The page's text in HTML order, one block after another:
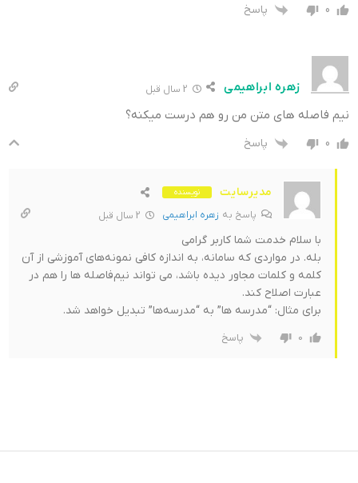
0 پاسخ
زهره ابراهیمی 2 سال قبل
نیم فاصله های متن من رو هم درست میکنه؟
0 پاسخ
مدیرسایت نویسنده
پاسخ به زهره ابراهیمی
با سلام خدمت شما کاربر گرامی
بله. در مواردی که سامانه، به اندازه کافی نمونه‌های آموزشی از آن
کلمه و کلمات مجاور دیده باشد، می تواند نیم‌فاصله ها را هم در
عبارت اصلاح کند.
برای مثال: “مدرسه ها” به “مدرسه‌ها” تبدیل خواهد شد.
0 پاسخ